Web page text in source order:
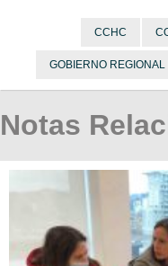
CCHC
GOBIERNO REGIONAL
Notas